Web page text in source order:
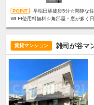
早稲田駅徒歩5分☆閑静な
WI-FI使用料無料☆角部屋・窓が多く
賃貸マンション 雑司が谷マ